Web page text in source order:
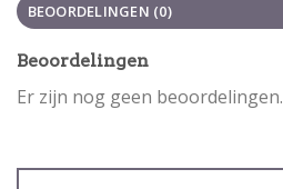
BEOORDELINGEN (0)
Beoordelingen
Er zijn nog geen beoordelingen.